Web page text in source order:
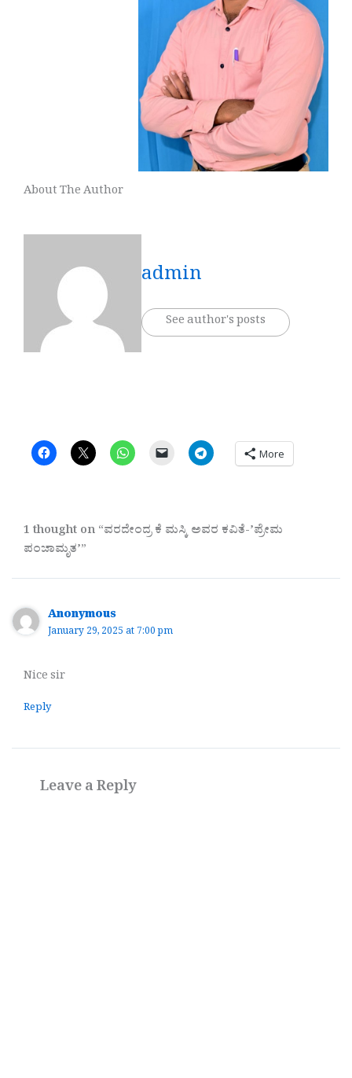
About The Author
admin
See author's posts
More
1 thought on “ವರದೇಂದ್ರ ಕೆ ಮಸ್ಕಿ ಅವರ ಕವಿತೆ-ʼಪ್ರೇಮ
ಪಂಚಾಮೃತʼ”
Anonymous
January 29, 2025 at 7:00 pm
Nice sir
Reply
Leave a Reply